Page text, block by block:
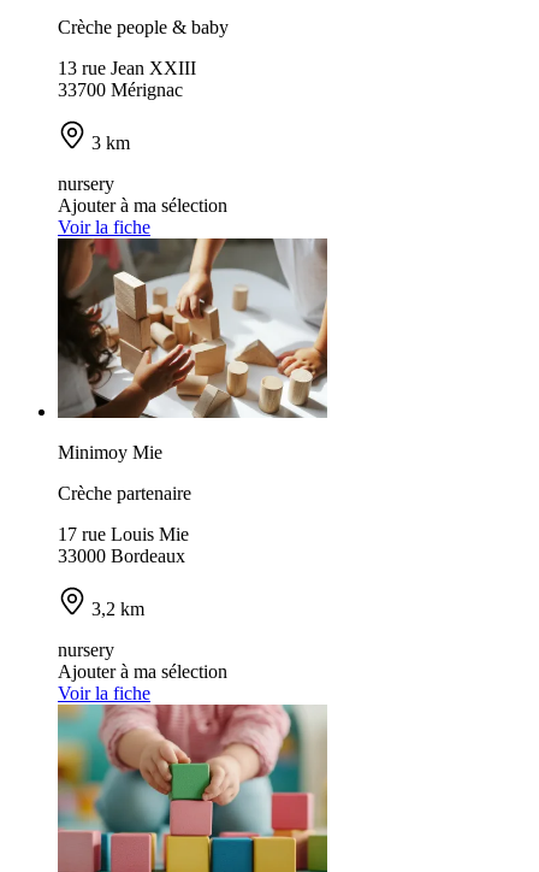
Crèche people & baby
13 rue Jean XXIII
33700 Mérignac
3 km
nursery
Ajouter à ma sélection
Voir la fiche
Minimoy Mie
Crèche partenaire
17 rue Louis Mie
33000 Bordeaux
3,2 km
nursery
Ajouter à ma sélection
Voir la fiche